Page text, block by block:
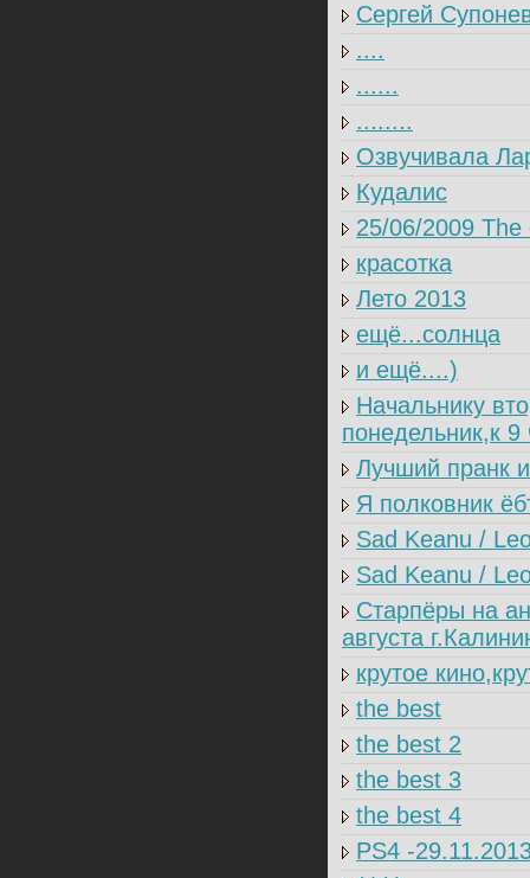
Сергей
....
......
........
Озвучивала
Кудалис
25/06/2009
красотка
Лето 2013
ещё...солнца
и ещё....)
Начальнику
понедельник,к 9
Лучший пранк
Я полковник
Sad Keanu /
Sad Keanu /
Старпёры на
августа
крутое
the best
the best 2
the best 3
the best 4
PS4 -